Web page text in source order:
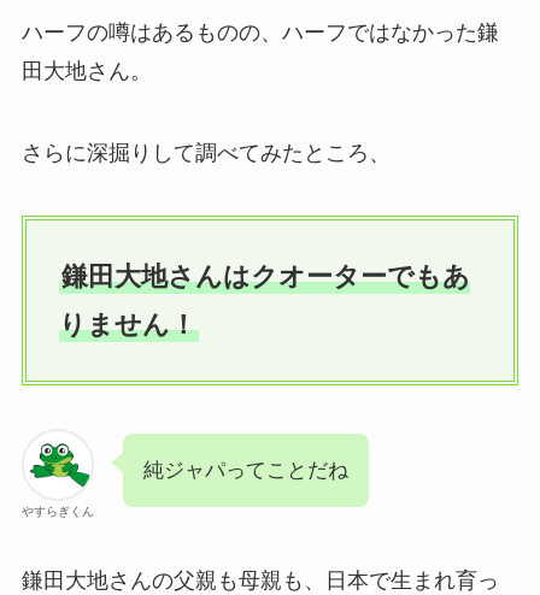
ハーフの噂はあるものの、ハーフではなかった鎌
田大地さん。
さらに深掘りして調べてみたところ、
鎌田大地さんはクオーターでもあ
りません！
やすらぎくん
純ジャパってことだね
鎌田大地さんの父親も母親も、日本で生まれ育っ